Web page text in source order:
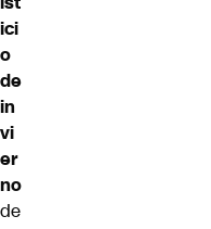
ici
o
de
in
vi
er
no
de